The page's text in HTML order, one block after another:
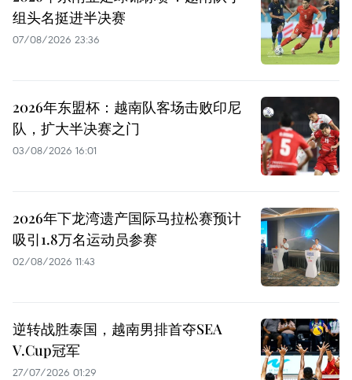
组头名挺进半决赛
07/08/2026 23:36
2026年东盟杯：越南队客场击败印尼
队，扩大半决赛之门
03/08/2026 16:01
2026年下龙湾遗产国际马拉松赛预计
吸引1.8万名运动员参赛
02/08/2026 11:43
逆转战胜泰国，越南男排首夺SEA
V.Cup冠军
27/07/2026 01:29